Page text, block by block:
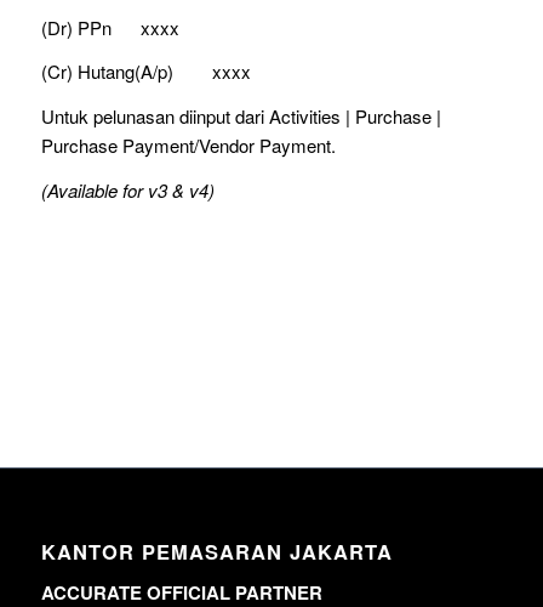
(Dr) PPn xxxx
(Cr) Hutang(A/p) xxxx
Untuk pelunasan diinput dari Activities | Purchase |
Purchase Payment/Vendor Payment.
(Available for v3 & v4)
KANTOR PEMASARAN JAKARTA
ACCURATE OFFICIAL PARTNER